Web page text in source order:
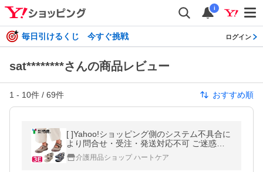
i
毎日引けるくじ 今すぐ挑戦 ログイン
sat********さんの商品レビュー
1 - 10件 / 69件 おすすめ順
[ ]Yahoo!ショッピング側のシステム不具合に
より問合せ・受注・発送対応不可 ご迷惑お
かけして申し訳ございません。
介護用品ショップ ハートケア